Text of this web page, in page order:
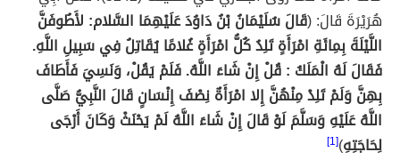
هُرَيْرَةَ قَالَ: (قَالَ سُلَيْمَانُ بْنُ دَاوُدَ عَلَيْهِمَا السَّلام: لأَطُوفَنَّ
اللَّيْلَةَ بِمِائَةِ امْرَأَةٍ تَلِدُ كُلُّ امْرَأَةٍ غُلامًا يُقَاتِلُ فِي سَبِيلِ اللَّهِ.
فَقَالَ لَهُ الْمَلَكُ : قُلْ إِنْ شَاءَ اللَّهُ. فَلَمْ يَقُلْ، وَنَسِيَ فَأَطَافَ
بِهِنَّ وَلَمْ تَلِدْ مِنْهُنَّ إِلا امْرَأَةٌ نِصْفَ إِنْسَانٍ قَالَ النَّبِيُّ صَلَّى
اللَّهُ عَلَيْهِ وَسَلَّمَ لَوْ قَالَ إِنْ شَاءَ اللَّهُ لَمْ يَحْنَثْ وَكَانَ أَرْجَى
لِحَاجَتِهِ)
[1]